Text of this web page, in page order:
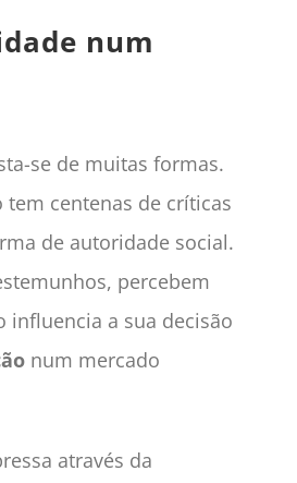
num
se de muitas formas.
centenas de críticas
de autoridade social.
percebem
influencia a sua decisão
num mercado
através da